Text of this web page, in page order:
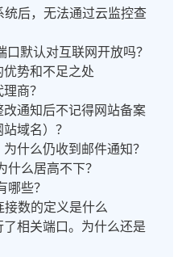
统后，无法通过云监控查
默认对互联网开放吗？
势和不足之处
商？
通知后不记得网站备案
域名）？
什么仍收到邮件通知？
么居高不下？
些？
接数的定义是什么
相关端口。为什么还是